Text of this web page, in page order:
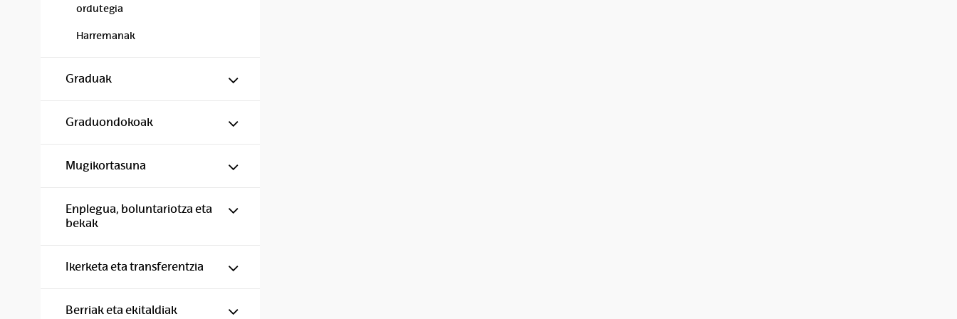
ordutegia
Harremanak
Graduak Show/hide subpages
Graduondokoak Show/hide subpages
Mugikortasuna Show/hide subpages
Enplegua, boluntariotza eta
bekak
Show/hide subpages
Ikerketa eta transferentzia Show/hide subpages
Berriak eta ekitaldiak Show/hide subpages